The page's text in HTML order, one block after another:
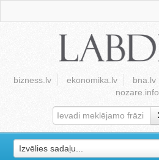
bizness.lv ekonomika.lv bna.lv
nozare.info
Izvēlies sadaļu...